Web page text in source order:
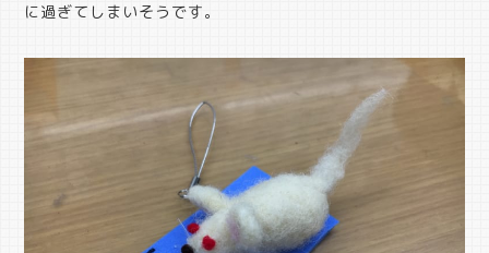
に過ぎてしまいそうです。